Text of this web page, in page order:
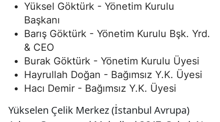
Yüksel Göktürk - Yönetim Kurulu
Başkanı
Barış Göktürk - Yönetim Kurulu Bşk. Yrd.
& CEO
Burak Göktürk - Yönetim Kurulu Üyesi
Hayrullah Doğan - Bağımsız Y.K. Üyesi
Hacı Demir - Bağımsız Y.K. Üyesi
Yükselen Çelik Merkez (İstanbul Avrupa)